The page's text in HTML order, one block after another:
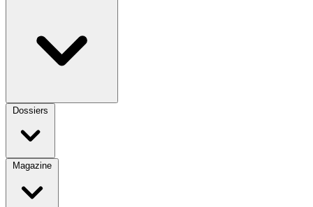
Dossiers
Magazine